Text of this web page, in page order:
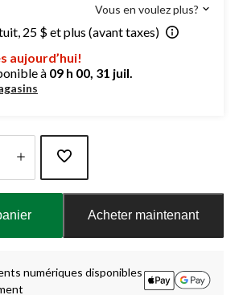
Vous en voulez plus?
25 $ et plus (avant taxes)
aujourd’hui!
à 09 h 00, 31 juil.
Acheter maintenant
numériques disponibles